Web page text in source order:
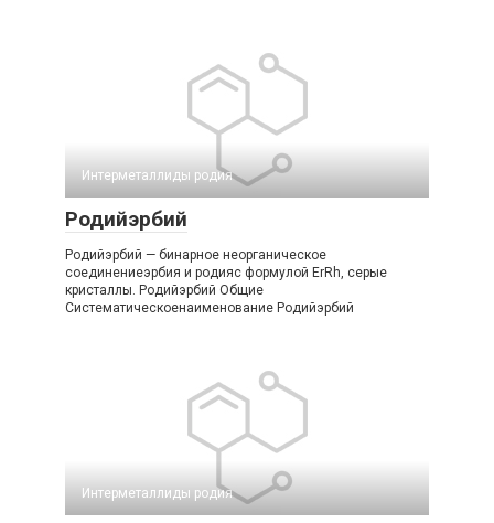
Интерметаллиды родия
Родийэрбий
Родийэрбий — бинарное неорганическое
соединениеэрбия и родияс формулой ErRh, серые
кристаллы. Родийэрбий Общие
Систематическоенаименование Родийэрбий
Интерметаллиды родия